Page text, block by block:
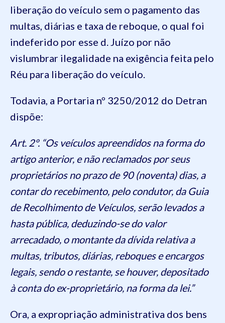
liberação do veículo sem o pagamento das
multas, diárias e taxa de reboque, o qual foi
indeferido por esse d. Juízo por não
vislumbrar ilegalidade na exigência feita pelo
Réu para liberação do veículo.
Todavia, a Portaria nº 3250/2012 do Detran
dispõe:
Art. 2º. “Os veículos apreendidos na forma do
artigo anterior, e não reclamados por seus
proprietários no prazo de 90 (noventa) dias, a
contar do recebimento, pelo condutor, da Guia
de Recolhimento de Veículos, serão levados a
hasta pública, deduzindo-se do valor
arrecadado, o montante da dívida relativa a
multas, tributos, diárias, reboques e encargos
legais, sendo o restante, se houver, depositado
à conta do ex-proprietário, na forma da lei.”
Ora, a expropriação administrativa dos bens